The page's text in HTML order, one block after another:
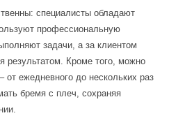
специалисты обладают
профессиональную
задачи, а за клиентом
результатом. Кроме того, можно
от ежедневного до нескольких раз
бремя с плеч, сохраняя